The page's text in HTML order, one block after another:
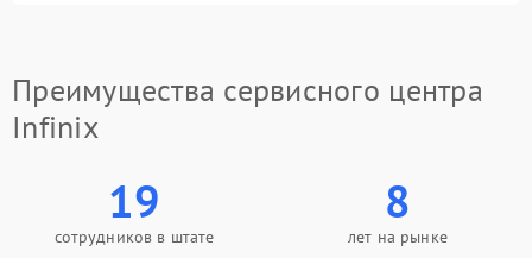
Преимущества сервисного центра
Infinix
19
сотрудников в штате
8
лет на рынке